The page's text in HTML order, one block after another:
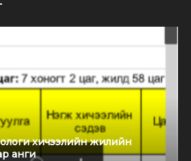
хичээлийн жилийн
анги